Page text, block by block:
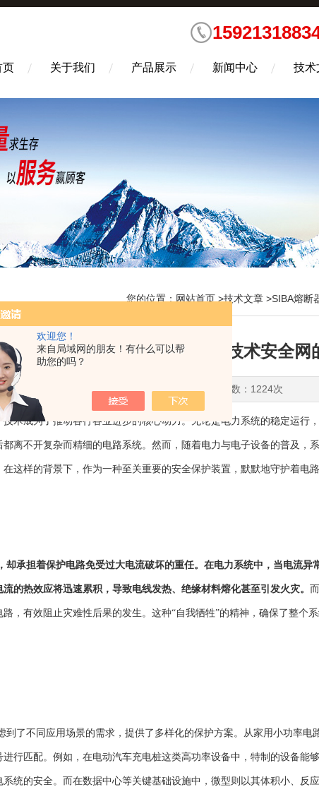
欢迎您！
来自局域网的朋友！有什么可以帮
助您的吗？
页 关于我们 产品展示 新闻中心 技术
您的位置： 网站首页 >技术文章 >SIBA熔断
熔断器的角色与影响：现代技术安全网
更新时间：2025-02-24 点击次数：1224次
成为了推动各行各业进步的核心动力。无论是电力系统的稳定运行
离不开复杂而精细的电路系统。然而，随着电力与电子设备的普及，
这样的背景下，作为一种至关重要的安全保护装置，默默地守护着电
却承担着保护电路免受过大电流破坏的重任。在电力系统中，当电流异
的热效应将迅速累积，导致电线发热、绝缘材料熔化甚至引发火灾。
，有效阻止灾难性后果的发生。这种“自我牺牲”的精神，确保了整个
不同应用场景的需求，提供了多样化的保护方案。从家用小功率电
行匹配。例如，在电动汽车充电桩这类高功率设备中，特制的设备能
统的安全。而在数据中心等关键基础设施中，微型则以其体积小、反